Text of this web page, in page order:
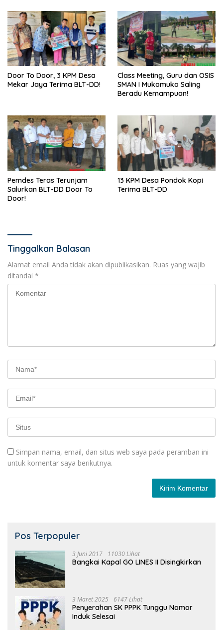
Door To Door, 3 KPM Desa
Mekar Jaya Terima BLT-DD!
Class Meeting, Guru dan OSIS
SMAN I Mukomuko Saling
Beradu Kemampuan!
Pemdes Teras Terunjam
Salurkan BLT-DD Door To
Door!
13 KPM Desa Pondok Kopi
Terima BLT-DD
Tinggalkan Balasan
Alamat email Anda tidak akan dipublikasikan. Ruas yang wajib
ditandai *
Simpan nama, email, dan situs web saya pada peramban ini
untuk komentar saya berikutnya.
Pos Terpopuler
3 Juni 2017 11030 Lihat
Bangkai Kapal GO LINES II Disingkirkan
3 Maret 2025 6147 Lihat
Penyerahan SK PPPK Tunggu Nomor
Induk Selesai